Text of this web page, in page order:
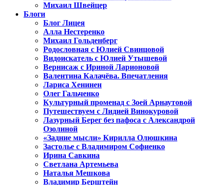
Михаил Швейцер
Блоги
Блог Лицея
Алла Нестеренко
Михаил Гольденберг
Родословная с Юлией Свинцовой
Видоискатель с Юлией Утышевой
Вернисаж с Ириной Ларионовой
Валентина Калачёва. Впечатления
Лариса Хенинен
Олег Гальченко
Культурный променад с Зоей Арнаутовой
Путешествуем с Лидией Винокуровой
Лазурный Берег без пафоса с Александрой
Озолиной
«Задние мысли» Кирилла Олюшкина
Застолье с Владимиром Софиенко
Ирина Савкина
Светлана Артемьева
Наталья Мешкова
Владимир Берштейн